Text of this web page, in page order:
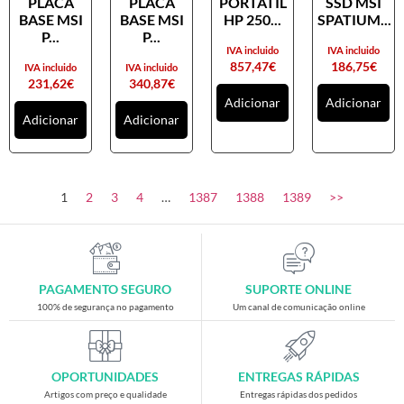
Placas gráficas
SAIS
Ventoínhas
Computadores
All-in-One
Gaming
Acessórios gaming
Cadeiras gaming
Merchandising
BASE MSI
P...
231,62€
IVA incluido
Adicionar
BASE MSI
P...
340,87€
IVA incluido
Adicionar
HP 250...
857,47€
IVA incluido
Adicionar
SPATIUM...
186,75€
IVA incluido
Adicionar
1 2 3 4 … 1387 1388 1389 >>
PAGAMENTO SEGURO
100% de segurança no pagamento
SUPORTE ONLINE
Um canal de comunicação online
OPORTUNIDADES
Artigos com preço e qualidade
ENTREGAS RÁPIDAS
Entregas rápidas dos pedidos